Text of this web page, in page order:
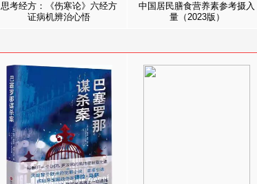
思考经方：《伤寒论》六经方
证病机辨治心悟
中国居民膳食营养素参考摄入
量（2023版）